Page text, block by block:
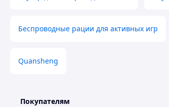
Беспроводные рации для активных игр
Quansheng
Покупателям